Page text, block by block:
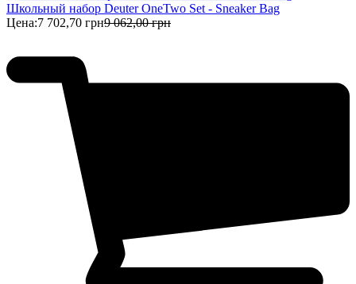
Школьный набор Deuter OneTwo Set - Sneaker Bag
Цена:7 702,70 грн9 062,00 грн